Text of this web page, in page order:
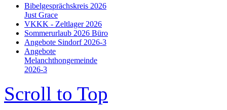
Bibelgesprächskreis 2026
Just Grace
VKKK - Zeltlager 2026
Sommerurlaub 2026 Büro
Angebote Sindorf 2026-3
Angebote
Melanchthongemeinde
2026-3
Scroll to Top